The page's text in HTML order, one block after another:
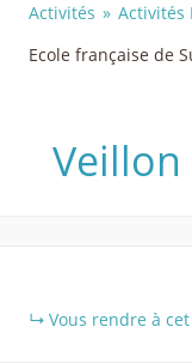
Activités
Activités
Ecole française de
Veillon
Vous rendre à